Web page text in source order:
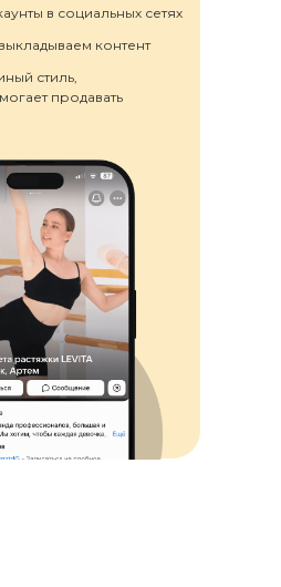
в социальных сетях
контент
стиль,
продавать